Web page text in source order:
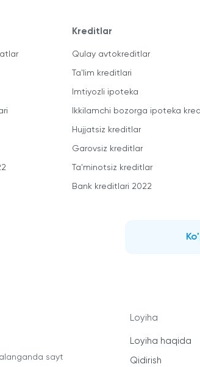
Kreditlar
Qulay avtokreditlar
Ta'lim kreditlari
Imtiyozli ipoteka
Ikkilamchi bozorga ipoteka
Hujjatsiz kreditlar
Garovsiz kreditlar
Ta'minotsiz kreditlar
Bank kreditlari 2022
sayt
Loyiha
Loyiha haqida
Qidirish